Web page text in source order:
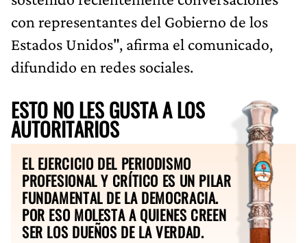
con representantes del Gobierno de los
Estados Unidos", afirma el comunicado,
difundido en redes sociales.
ESTO NO LES GUSTA A LOS
AUTORITARIOS
EL EJERCICIO DEL PERIODISMO
PROFESIONAL Y CRÍTICO ES UN PILAR
FUNDAMENTAL DE LA DEMOCRACIA.
POR ESO MOLESTA A QUIENES CREEN
SER LOS DUEÑOS DE LA VERDAD.